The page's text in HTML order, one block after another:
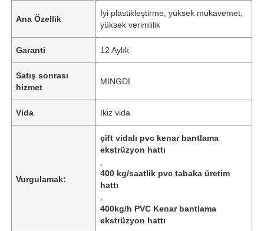
Ana Özellik
İyi plastikleştirme, yüksek mukavemet,
yüksek verimlilik
Garanti 12 Aylık
Satış sonrası
hizmet
MINGDI
Vida Ikiz vida
Vurgulamak:
çift vidalı pvc kenar bantlama
ekstrüzyon hattı
400 kg/saatlik pvc tabaka üretim
hattı
400kg/h PVC Kenar bantlama
ekstrüzyon hattı